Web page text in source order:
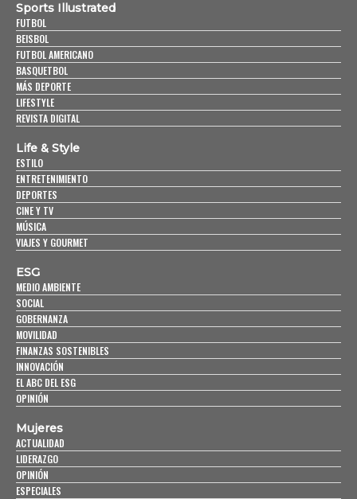
Sports Illustrated
FUTBOL
BEISBOL
FUTBOL AMERICANO
BASQUETBOL
MÁS DEPORTE
LIFESTYLE
REVISTA DIGITAL
Life & Style
ESTILO
ENTRETENIMIENTO
DEPORTES
CINE Y TV
MÚSICA
VIAJES Y GOURMET
ESG
MEDIO AMBIENTE
SOCIAL
GOBERNANZA
MOVILIDAD
FINANZAS SOSTENIBLES
INNOVACIÓN
EL ABC DEL ESG
OPINIÓN
Mujeres
ACTUALIDAD
LIDERAZGO
OPINIÓN
ESPECIALES